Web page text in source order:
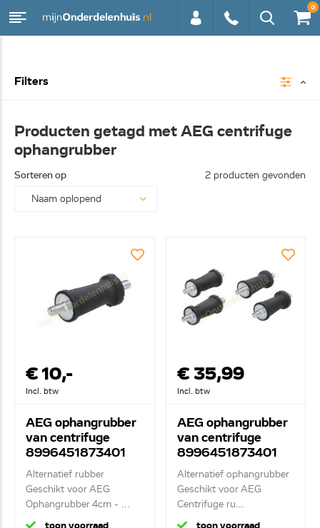
0
Filters
Producten getagd met AEG centrifuge
ophangrubber
Sorteren op 2 producten gevonden
€ 10,-
Incl. btw
AEG ophangrubber
van centrifuge
8996451873401
Alternatief rubber
Geschikt voor AEG
Ophangrubber 4cm - ...
toon voorraad
€ 35,99
Incl. btw
AEG ophangrubber
van centrifuge
8996451873401
Alternatief ophangrubber
Geschikt voor AEG
Centrifuge ru...
toon voorraad